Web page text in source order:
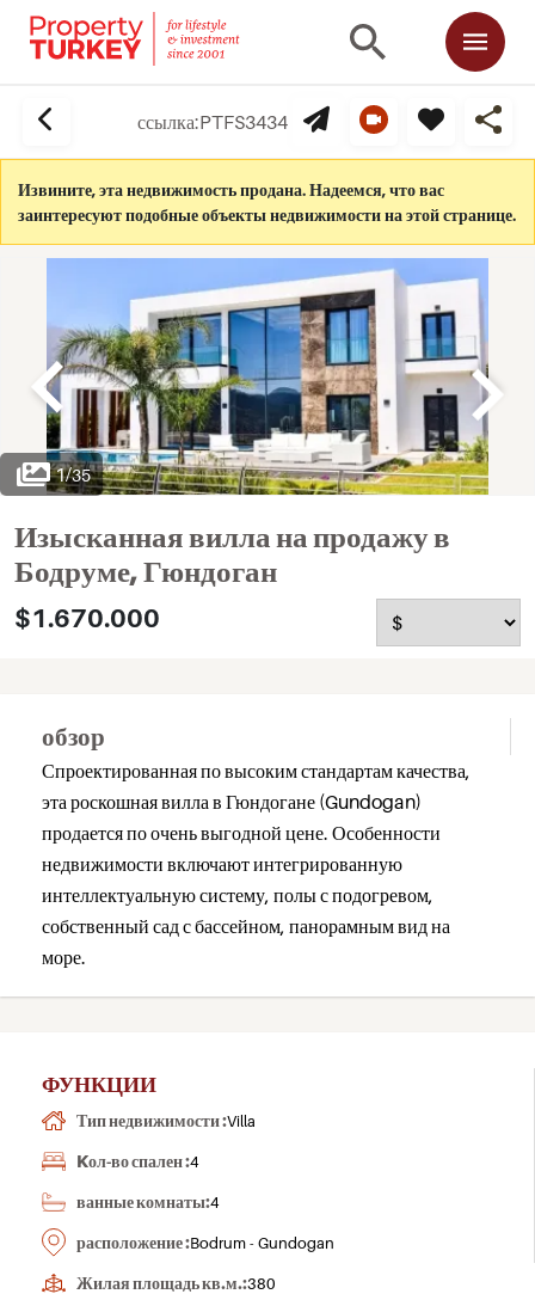
ссылка:PTFS3434
Извините, эта недвижимость продана. Надеемся, что вас
заинтересуют подобные объекты недвижимости на этой странице.
1/35
Изысканная вилла на продажу в
Бодруме, Гюндоган
$1.670.000
обзор
Спроектированная по высоким стандартам качества,
эта роскошная вилла в Гюндогане (Gundogan)
продается по очень выгодной цене. Особенности
недвижимости включают интегрированную
интеллектуальную систему, полы с подогревом,
собственный сад с бассейном, панорамным вид на
море.
ФУНКЦИИ
Тип недвижимости :Villa
Kол-во спален :4
ванные комнаты:4
расположение :Bodrum - Gundogan
Жилая площадь кв.м.:380